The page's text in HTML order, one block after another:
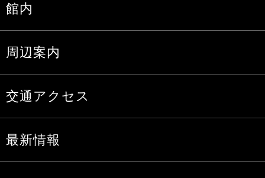
館内
周辺案内
交通アクセス
最新情報